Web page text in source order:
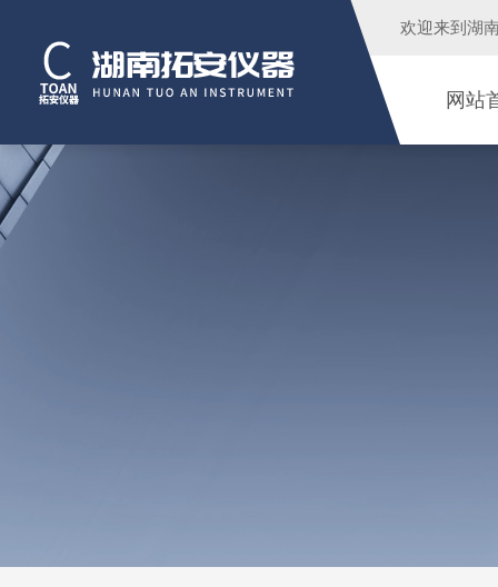
欢迎来到 湖
网站